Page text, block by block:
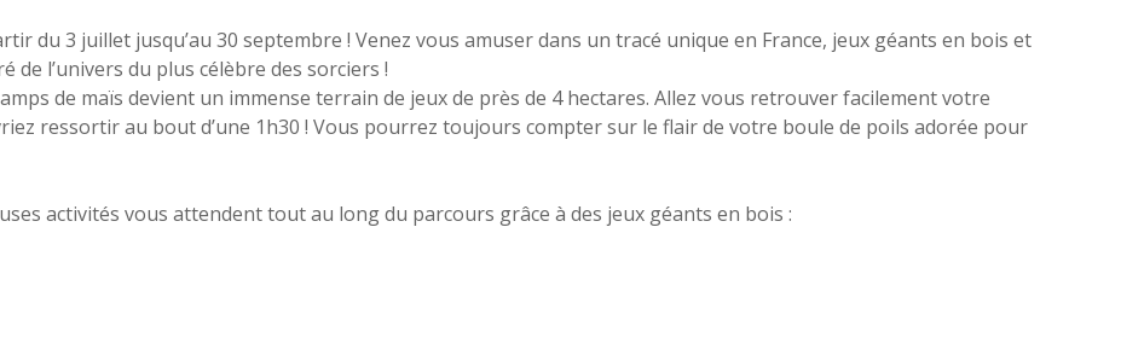
du 3 juillet jusqu’au 30 septembre ! Venez vous amuser dans un tracé unique en France, jeux géants en bois et
l’univers du plus célèbre des sorciers !
de maïs devient un immense terrain de jeux de près de 4 hectares. Allez vous retrouver facilement votre
ressortir au bout d’une 1h30 ! Vous pourrez toujours compter sur le flair de votre boule de poils adorée pour
activités vous attendent tout au long du parcours grâce à des jeux géants en bois :